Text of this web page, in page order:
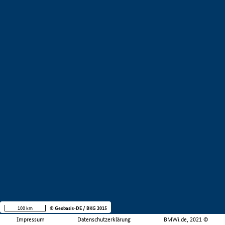
Impressum Datenschutzerklärung BMWi.de, 2021 ©
100 km © Geobasis-DE / BKG 2015